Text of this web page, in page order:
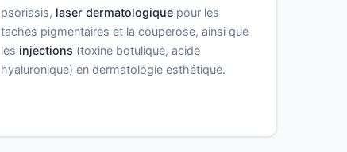
psoriasis, laser dermatologiquepour les
taches pigmentaires et la couperose, ainsi que
les injections (toxine botulique, acide
hyaluronique) en dermatologie esthétique.